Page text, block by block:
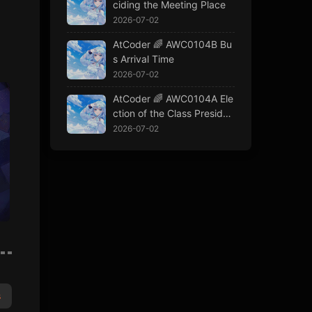
ciding the Meeting Place
2026-07-02
AtCoder 🌈 AWC0104B Bu
s Arrival Time
2026-07-02
AtCoder 🌈 AWC0104A Ele
ction of the Class Presiden
t2026-07-02